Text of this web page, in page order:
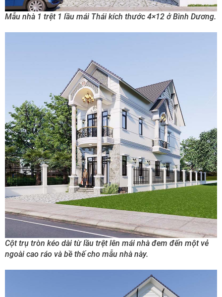
Mẫu nhà 1 trệt 1 lầu mái Thái kích thước 4×12 ở Bình Dương.
Cột trụ tròn kéo dài từ lầu trệt lên mái nhà đem đến một vẻ
ngoài cao ráo và bề thế cho mẫu nhà này.